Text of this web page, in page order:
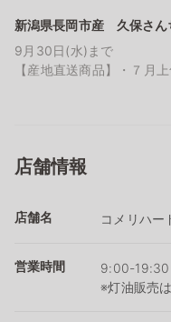
新潟県長岡市産 久保さん
9月30日(水)まで
【産地直送商品】・７月
店舗情報
店舗名 コメリハー
営業時間
9:00-
※灯油販売